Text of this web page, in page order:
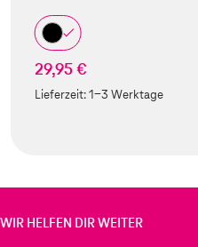
29,95 €
Lieferzeit:1-3 Werktage
WIR HELFEN DIR WEITER